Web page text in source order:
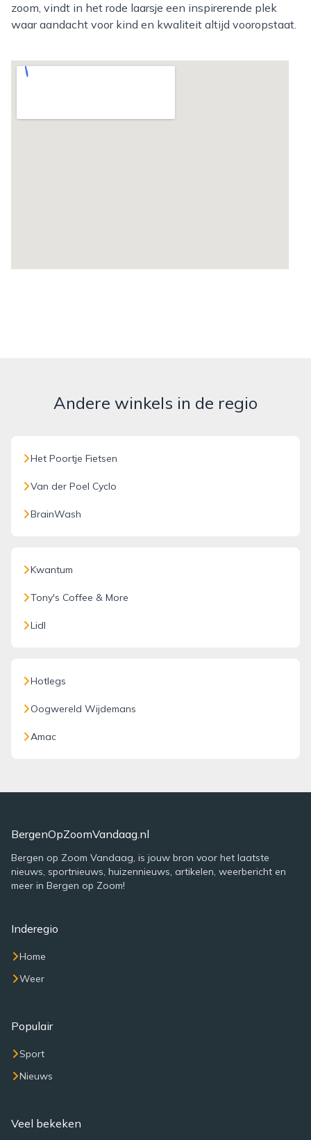
zoom, vindt in het rode laarsje een inspirerende plek
waar aandacht voor kind en kwaliteit altijd vooropstaat.
Andere winkels in de regio
Het Poortje Fietsen
Van der Poel Cyclo
BrainWash
Kwantum
Tony's Coffee & More
Lidl
Hotlegs
Oogwereld Wijdemans
Amac
BergenOpZoomVandaag.nl
Bergen op Zoom Vandaag, is jouw bron voor het laatste
nieuws, sportnieuws, huizennieuws, artikelen, weerbericht en
meer in Bergen op Zoom!
Inderegio
Home
Weer
Populair
Sport
Nieuws
Veel bekeken